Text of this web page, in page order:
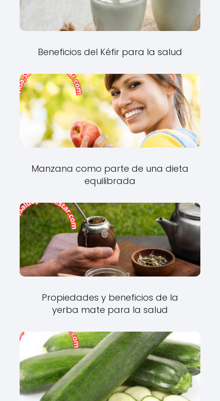
Beneficios del Kéfir para la salud
Manzana como parte de una dieta
equilibrada
Propiedades y beneficios de la
yerba mate para la salud